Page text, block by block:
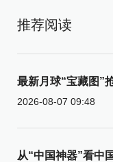
推荐阅读
最新月球“宝藏图”
2026-08-07 09:48
从“中国神器”看中